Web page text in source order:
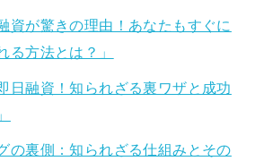
資が驚きの理由！あなたもすぐに
る方法とは？」
日融資！知られざる裏ワザと成功
の裏側：知られざる仕組みとその